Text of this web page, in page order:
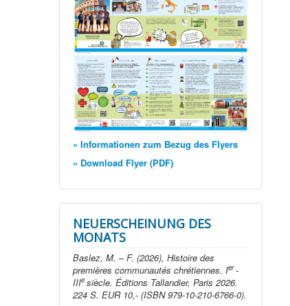
» Informationen zum Bezug des Flyers
» Download Flyer (PDF)
NEUERSCHEINUNG DES
MONATS
Baslez, M. – F. (2026), Histoire des
premières communautés chrétiennes. Ier-
IIIe siècle. Éditions Tallandier, Paris 2026.
224 S. EUR 10,- (ISBN 979-10-210-6766-0).